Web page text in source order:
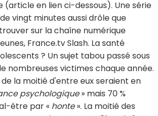
(article en lien ci-dessous). Une série
vingt minutes aussi drôle que
sur la chaîne numérique
France.tv Slash. La santé
? Un sujet tabou passé sous
nombreuses victimes chaque année.
de la moitié d'entre eux seraient en
psychologique» mais 70 %
être par « honte». La moitié des